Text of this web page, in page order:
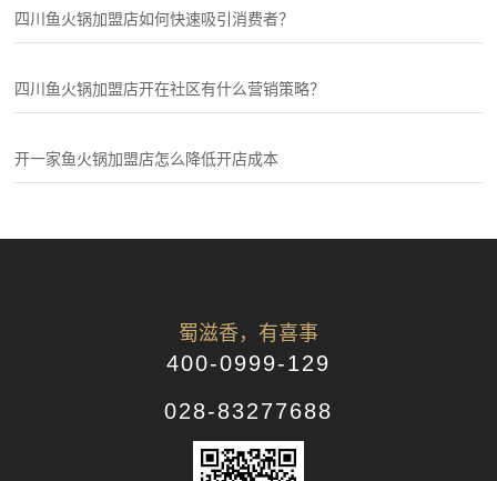
四川鱼火锅加盟店如何快速吸引消费者？
四川鱼火锅加盟店开在社区有什么营销策略？
开一家鱼火锅加盟店怎么降低开店成本
蜀滋香，有喜事
400-0999-129
028-83277688